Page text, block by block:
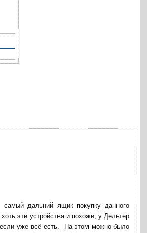
дальний ящик покупку данного
эти устройства и похожи, у Дельтер
если уже всё есть. На этом можно было